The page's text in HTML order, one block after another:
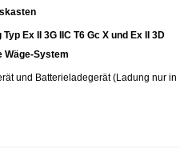
Ex II 3G IIC T6 Gc X und Ex II 3D
Wäge-System
und Batterieladegerät (Ladung nur in